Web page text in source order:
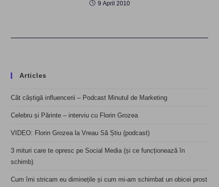
9 April 2010
Articles
Cât câștigă influencerii – Podcast Minutul de Marketing
Celebru și Părinte – interviu cu Florin Grozea
VIDEO: Florin Grozea la Vreau Să Știu (podcast)
3 mituri care te opresc pe Social Media (și ce funcționează în
schimb)
Cum îmi stricam eu diminețile și cum mi-am schimbat un obicei prost